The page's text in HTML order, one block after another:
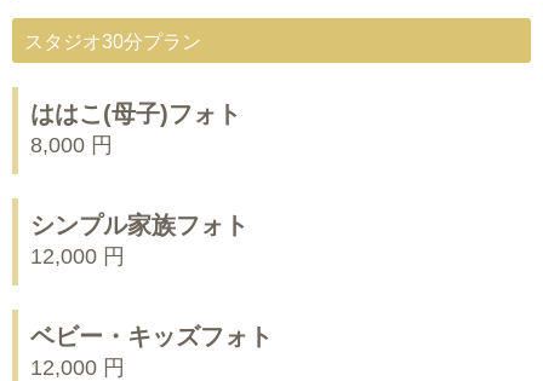
スタジオ30分プラン
ははこ(母子)フォト
8,000 円
シンプル家族フォト
12,000 円
ベビー・キッズフォト
12,000 円